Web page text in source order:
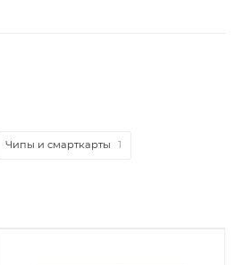
Чипы и смарткарты 1